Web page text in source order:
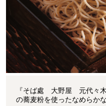
『そば處 大野屋 元代々
の蕎麦粉を使ったなめらか